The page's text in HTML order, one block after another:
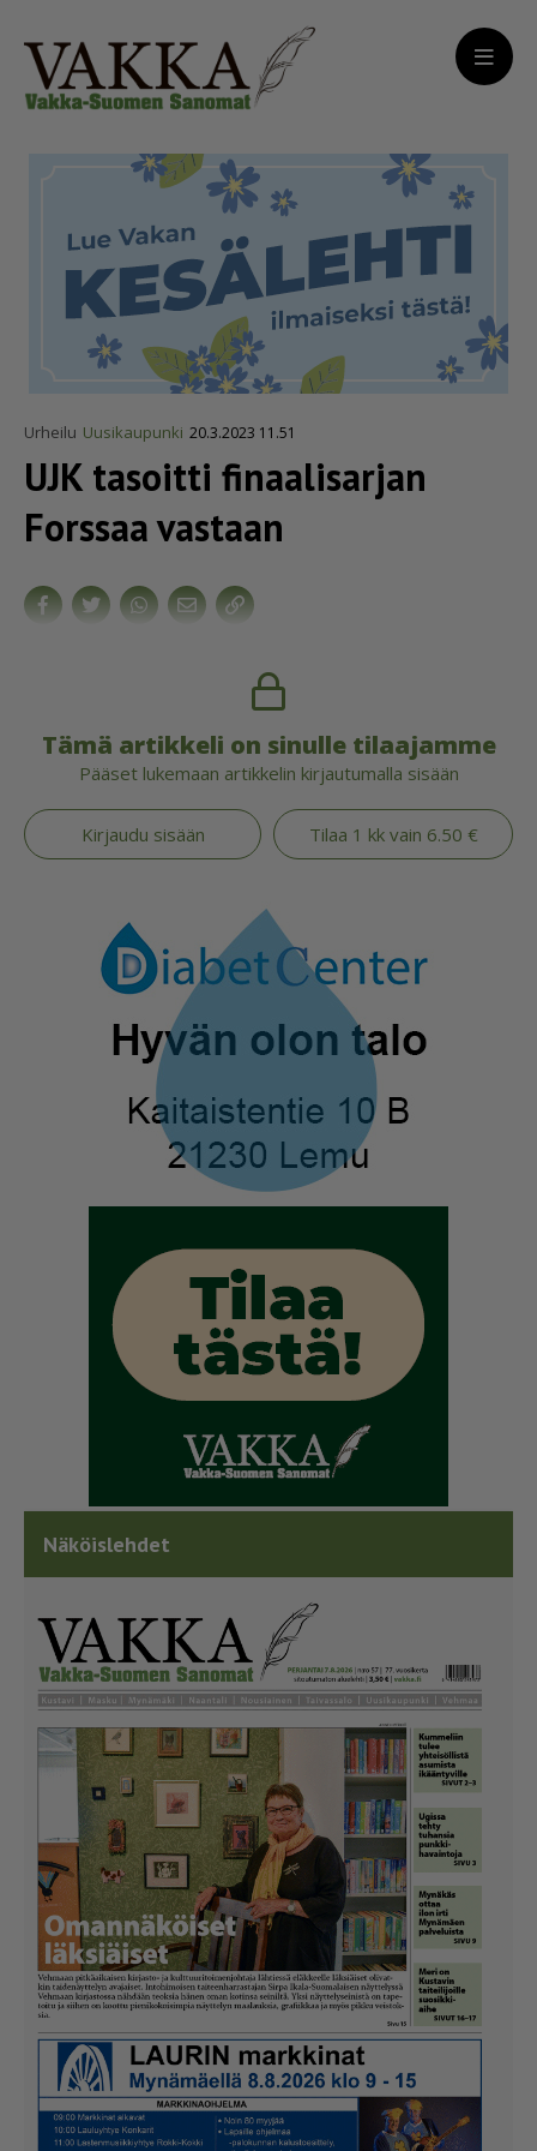
Urheilu Uusikaupunki 20.3.2023 11.51
UJK tasoitti finaalisarjan
Forssaa vastaan
Tämä artikkeli on sinulle tilaajamme
Pääset lukemaan artikkelin kirjautumalla sisään
Kirjaudu sisään Tilaa 1 kk vain 6.50 €
Näköislehdet